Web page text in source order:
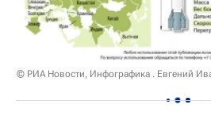
© РИА Новости, Инфографика . Евгений